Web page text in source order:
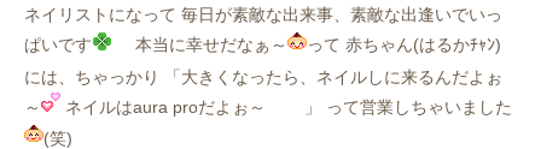
ネイリストになって 毎日が素敵な出来事、素敵な出逢いでいっ
ぱいです
本当に幸せだなぁ～
って 赤ちゃん(はるかﾁｬﾝ)
には、ちゃっかり 「大きくなったら、ネイルしに来るんだよぉ
～
ネイルはaura proだよぉ～
」 って営業しちゃいました
(笑)